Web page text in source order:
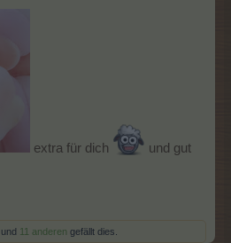
extra für dich und gut
und 11 anderen gefällt dies.